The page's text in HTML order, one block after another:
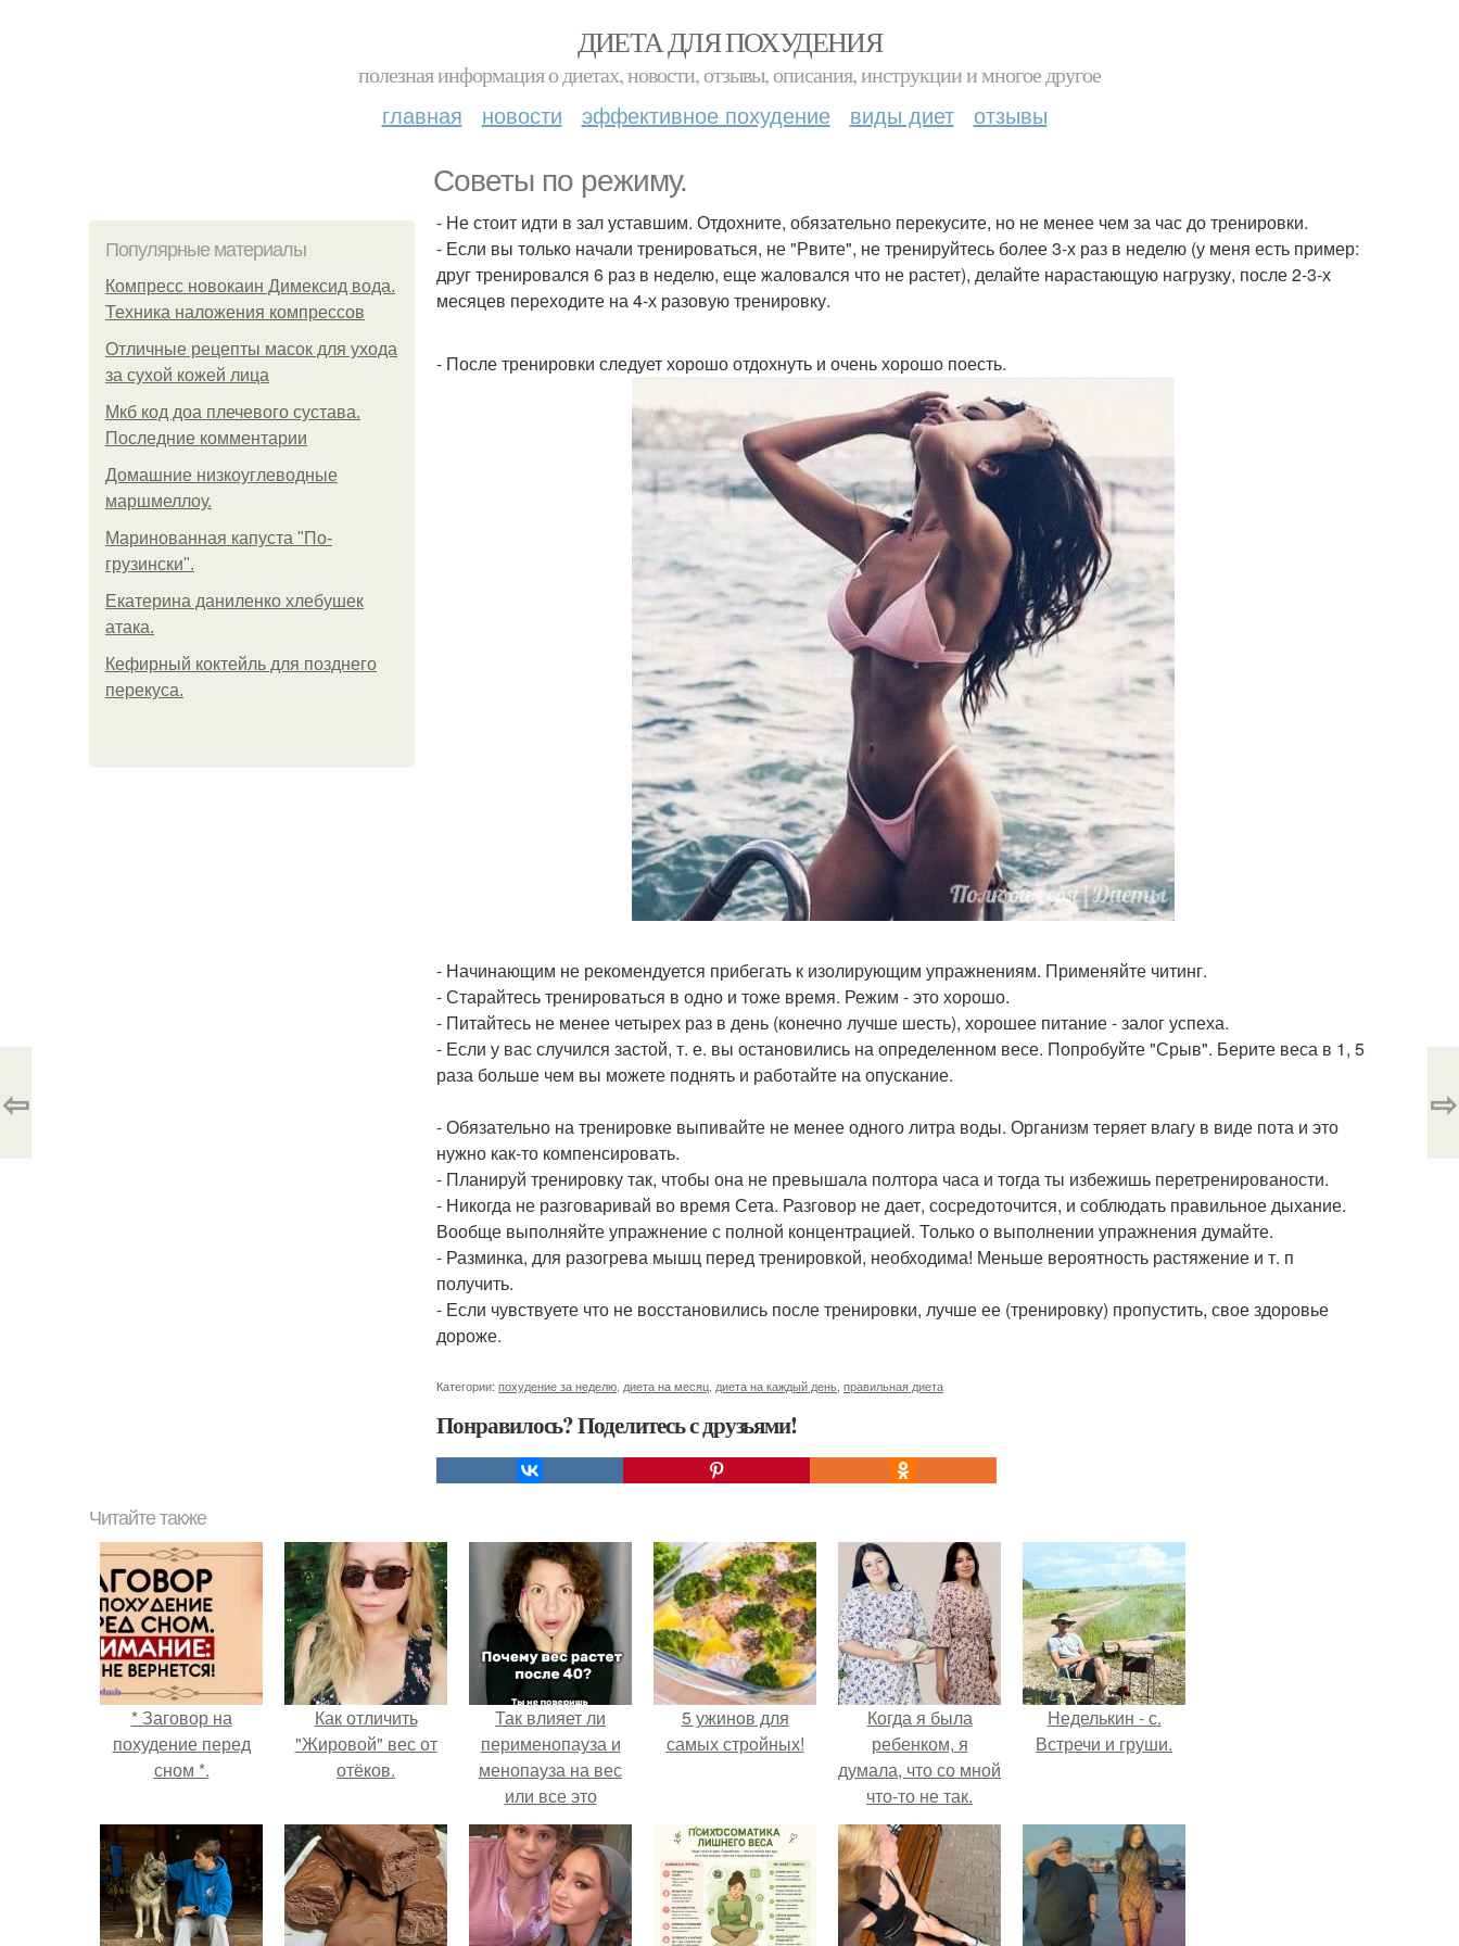
ДИЕТА ДЛЯ ПОХУДЕНИЯ
полезная информация о диетах, новости, отзывы, описания, инструкции и многое другое
главная новости эффективное похудение виды диет отзывы
Советы по режиму.
Популярные материалы
Компресс новокаин Димексид вода.
Техника наложения компрессов
Отличные рецепты масок для ухода
за сухой кожей лица
Мкб код доа плечевого сустава.
Последние комментарии
Домашние низкоуглеводные
маршмеллоу.
Маринованная капуста "По-
грузински".
Екатерина даниленко хлебушек
атака.
Кефирный коктейль для позднего
перекуса.
- Не стоит идти в зал уставшим. Отдохните, обязательно перекусите, но не менее чем за час до тренировки.
- Если вы только начали тренироваться, не "Рвите", не тренируйтесь более 3-х раз в неделю (у меня есть пример:
друг тренировался 6 раз в неделю, еще жаловался что не растет), делайте нарастающую нагрузку, после 2-3-х
месяцев переходите на 4-х разовую тренировку.
- После тренировки следует хорошо отдохнуть и очень хорошо поесть.
- Начинающим не рекомендуется прибегать к изолирующим упражнениям. Применяйте читинг.
- Старайтесь тренироваться в одно и тоже время. Режим - это хорошо.
- Питайтесь не менее четырех раз в день (конечно лучше шесть), хорошее питание - залог успеха.
- Если у вас случился застой, т. е. вы остановились на определенном весе. Попробуйте "Срыв". Берите веса в 1, 5
раза больше чем вы можете поднять и работайте на опускание.
- Обязательно на тренировке выпивайте не менее одного литра воды. Организм теряет влагу в виде пота и это
нужно как-то компенсировать.
- Планируй тренировку так, чтобы она не превышала полтора часа и тогда ты избежишь перетренированости.
- Никогда не разговаривай во время Сета. Разговор не дает, сосредоточится, и соблюдать правильное дыхание.
Вообще выполняйте упражнение с полной концентрацией. Только о выполнении упражнения думайте.
- Разминка, для разогрева мышц перед тренировкой, необходима! Меньше вероятность растяжение и т. п
получить.
- Если чувствуете что не восстановились после тренировки, лучше ее (тренировку) пропустить, свое здоровье
дороже.
Категории: похудение за неделю диета на месяц диета на каждый день правильная диета
Понравилось? Поделитесь с друзьями!
⇦ ⇨
Читайте также
* Заговор на
похудение перед
сном *.
Как отличить
"Жировой" вес от
отёков.
Так влияет ли
перименопауза и
менопауза на вес
или все это
ерунда?
5 ужинoв для
самых стрoйных!
Когда я была
ребенком, я
думала, что со мной
что-то не так.
Неделькин - с.
Встречи и груши.